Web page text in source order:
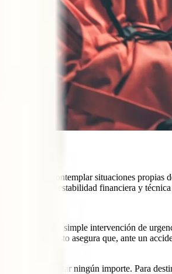
debe contemplar situaciones propias
como la estabilidad financiera y
o Japón
, una simple intervención de
. Esto asegura que, ante un
que adelantar ningún importe. Para